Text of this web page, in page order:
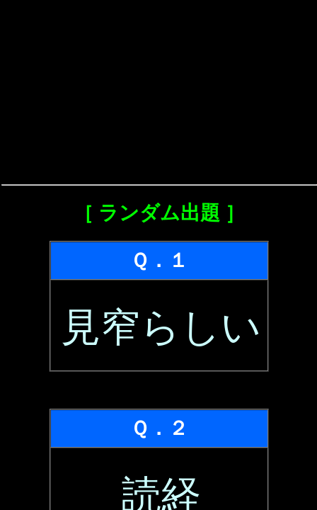
［ ランダム出題 ］
Ｑ．１
見窄らしい
Ｑ．２
読経